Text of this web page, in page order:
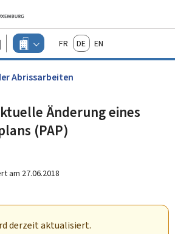
Hauptmenü
Zum Inhalt
Guichet.lu
Changer
d'espace
Menu
actif
FrançaisDeutschEnglish
Abrissarbeiten
Änderung eines
(PAP)
am 27.06.2018
derzeit aktualisiert.